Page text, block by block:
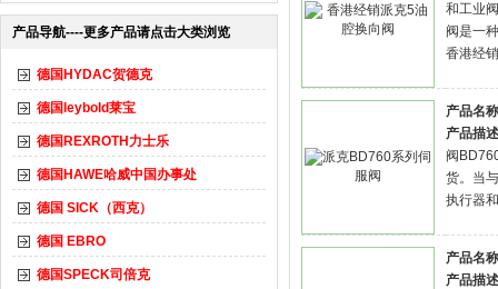
产品导航----更多产品请点击大类浏览
德国HYDAC贺德克
德国leybold莱宝
德国REXROTH力士乐
德国HAWE哈威中国办事处
德国 SICK（西克）
德国 EBRO
德国SPECK司倍克
和工业
阀是一
香港经
产品名
产品描
阀
货。当
执行器
产品名
产品描